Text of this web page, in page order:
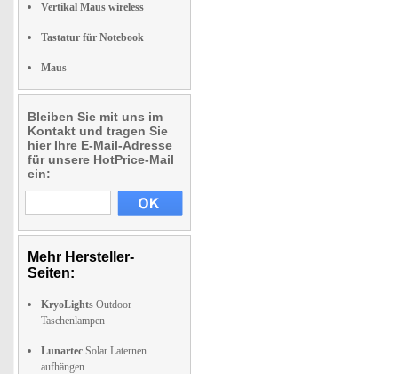
Vertikal Maus wireless
Tastatur für Notebook
Maus
Bleiben Sie mit uns im
Kontakt und tragen Sie
hier Ihre E-Mail-Adresse
für unsere HotPrice-Mail
ein:
Mehr Hersteller-
Seiten:
KryoLights Outdoor
Taschenlampen
Lunartec Solar Laternen
aufhängen